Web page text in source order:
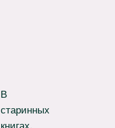
В
старинных
книгах,